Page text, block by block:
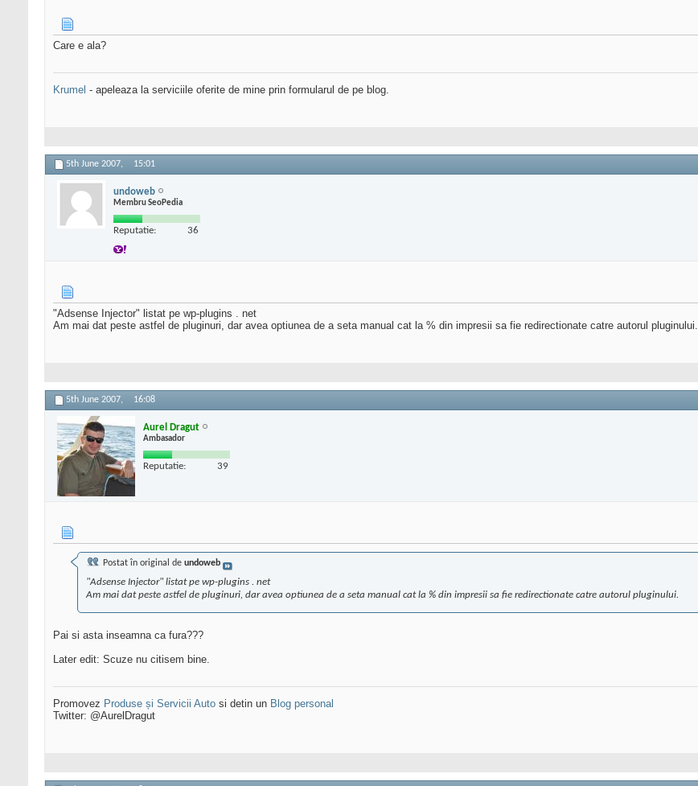
Care e ala?
Krumel - apeleaza la serviciile oferite de mine prin formularul de pe blog.
5th June 2007, 15:01
undoweb
Membru SeoPedia
Reputatie: 36
"Adsense Injector" listat pe wp-plugins . net
Am mai dat peste astfel de pluginuri, dar avea optiunea de a seta manual cat la % din impresii sa fie redirectionate catre autorul pluginului.
5th June 2007, 16:08
Aurel Dragut
Ambasador
Reputatie: 39
Postat în original de undoweb
"Adsense Injector" listat pe wp-plugins . net
Am mai dat peste astfel de pluginuri, dar avea optiunea de a seta manual cat la % din impresii sa fie redirectionate catre autorul pluginului.
Pai si asta inseamna ca fura???
Later edit: Scuze nu citisem bine.
Promovez Produse și Servicii Auto si detin un Blog personal
Twitter: @AurelDragut